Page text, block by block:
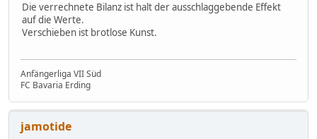
Die verrechnete Bilanz ist halt der ausschlaggebende Effekt
auf die Werte.
Verschieben ist brotlose Kunst.
Anfängerliga VII Süd
FC Bavaria Erding
jamotide